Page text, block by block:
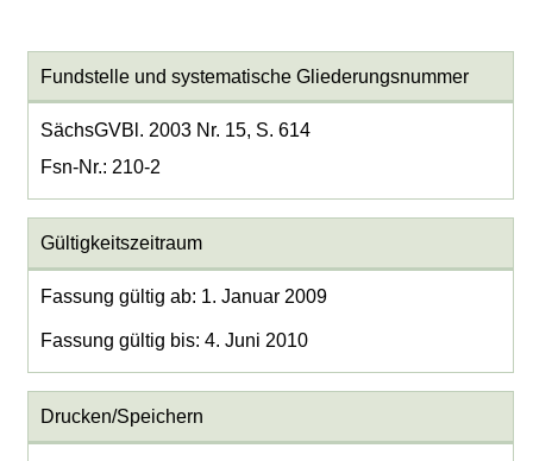
Fundstelle und systematische Gliederungsnummer
SächsGVBl. 2003 Nr. 15, S. 614
Fsn-Nr.: 210-2
Gültigkeitszeitraum
Fassung gültig ab: 1. Januar 2009
Fassung gültig bis: 4. Juni 2010
Drucken/Speichern